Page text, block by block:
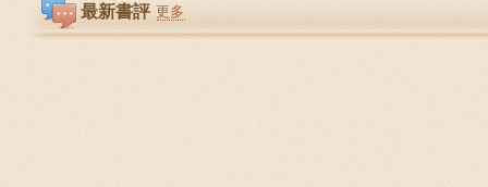
最新書評 更多